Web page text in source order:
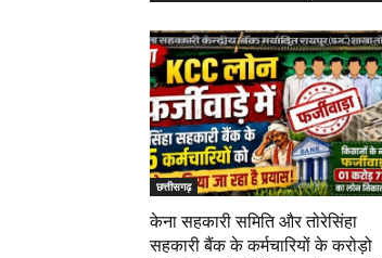
छत्तीसगढ़
केना सहकारी समिति और तोरेसिंहा
सहकारी बैंक के कर्मचारियों के करोड़ो